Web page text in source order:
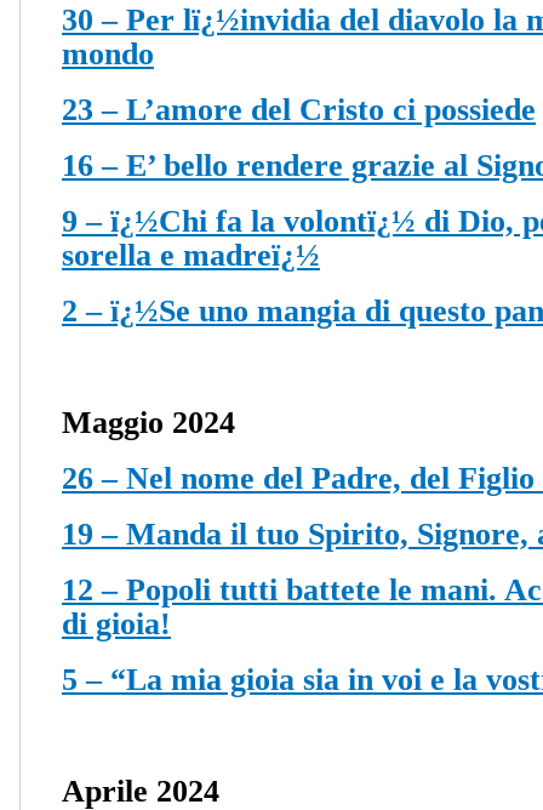
30 – Per lï¿½invidia del diavolo la
mondo
23 – L’amore del Cristo ci possiede
16 – E’ bello rendere grazie al
9 – ï¿½Chi fa la volontï¿½ di Dio,
sorella e madreï¿½
2 – ï¿½Se uno mangia di questo
Maggio 2024
26 – Nel nome del Padre, del
19 – Manda il tuo Spirito,
12 – Popoli tutti battete le mani.
di gioia!
5 – “La mia gioia sia in voi e la
Aprile 2024